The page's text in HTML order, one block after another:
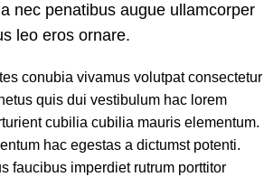
nec penatibus augue ullamcorper
leo eros ornare.
conubia vivamus volutpat consectetur
quis dui vestibulum hac lorem
cubilia cubilia mauris elementum.
hac egestas a dictumst potenti.
faucibus imperdiet rutrum porttitor